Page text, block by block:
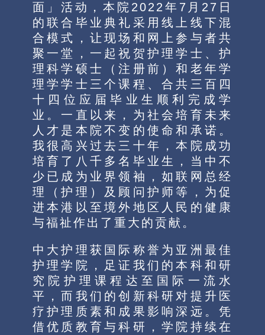
面」活动，本院2022年7月27日
的联合毕业典礼采用线上线下混
合模式，让现场和网上参与者共
聚一堂，一起祝贺护理学士、护
理科学硕士（注册前）和老年学
理学学士三个课程、合共三百四
十四位应届毕业生顺利完成学
业。一直以来，为社会培育未来
人才是本院不变的使命和承诺。
我很高兴过去三十年，本院成功
培育了八千多名毕业生，当中不
少已成为业界领袖，如联网总经
理（护理）及顾问护师等，为促
进本港以至境外地区人民的健康
与福祉作出了重大的贡献。
中大护理获国际称誉为亚洲最佳
护理学院，足证我们的本科和研
究院护理课程达至国际一流水
平，而我们的创新科研对提升医
疗护理质素和成果影响深远。凭
借优质教育与科研，学院持续在